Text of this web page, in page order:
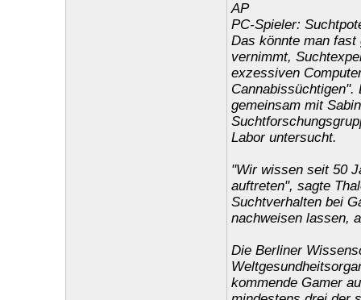
AP
PC-Spieler:
Das könnte man fast
vernimmt,
exzessiven
Cannabissüchtigen".
gemeinsam mit
Labor untersucht.
"Wir wissen seit 50
auftreten", sagte
Suchtverhalten bei
nachweisen lassen,
Die Berliner
kommende Gamer